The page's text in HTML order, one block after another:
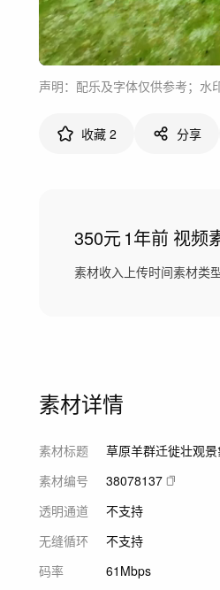
声明：配乐及字体仅供参考；水
收藏 2 分享
350元
素材收入
1年前
上传时间
视频
素材类
素材详情
素材标题
草原羊群迁徙壮观
素材编号
38078137
透明通道
不支持
无缝循环
不支持
码率
61Mbps